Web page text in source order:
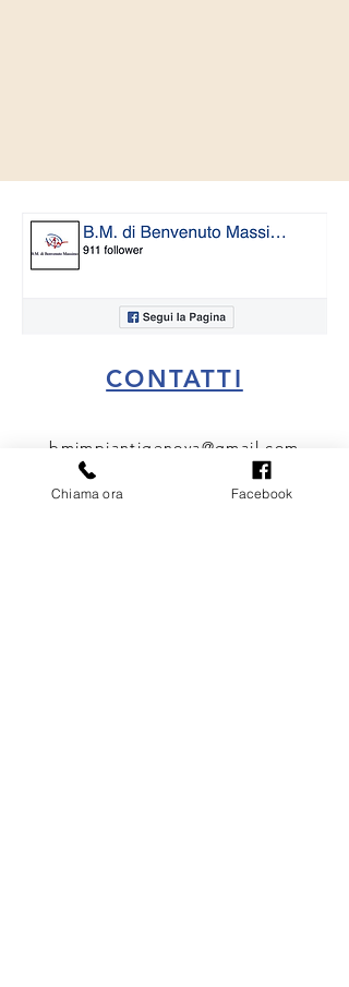
CONTATTI
bmimpiantigenova@gmail.com
3405807479
Chiama ora Facebook